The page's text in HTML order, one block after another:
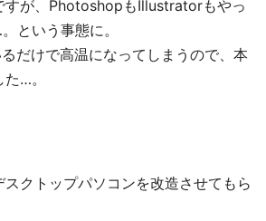
すが、PhotoshopもIllustratorもやっ
という事態に。
だけで高温になってしまうので、本
…。
クトップパソコンを改造させてもら